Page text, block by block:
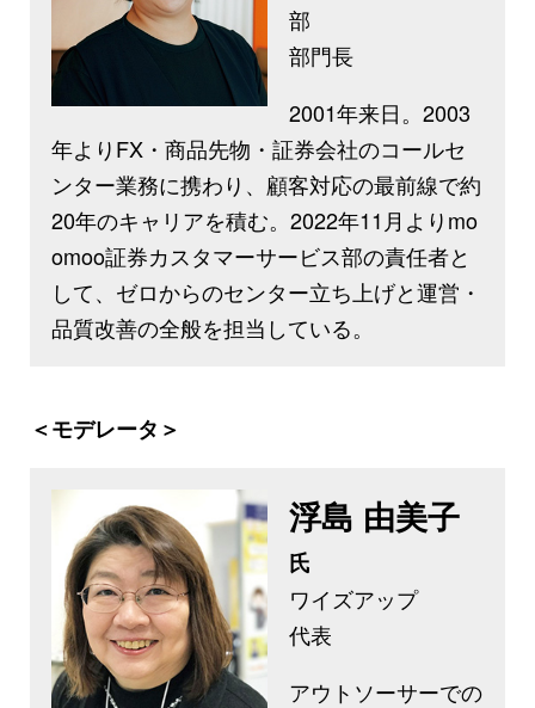
部
部門長
2001年来日。2003
年よりFX・商品先物・証券会社のコールセ
ンター業務に携わり、顧客対応の最前線で約
20年のキャリアを積む。2022年11月よりmo
omoo証券カスタマーサービス部の責任者と
して、ゼロからのセンター立ち上げと運営・
品質改善の全般を担当している。
＜モデレータ＞
浮島 由美子
氏
ワイズアップ
代表
アウトソーサーでの